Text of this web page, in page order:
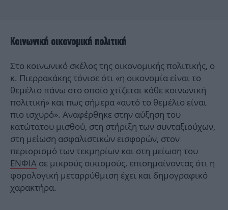
Κοινωνική οικονομική πολιτική
Στο κοινωνικό σκέλος της οικονομικής πολιτικής, ο
κ. Πιερρακάκης τόνισε ότι «η οικονομία είναι το
θεμέλιο πάνω στο οποίο χτίζεται κάθε κοινωνική
πολιτική» και πως σήμερα «αυτό το θεμέλιο είναι
πιο ισχυρό». Αναφέρθηκε στην αύξηση του
κατώτατου μισθού, στη στήριξη των συνταξιούχων,
στη μείωση ασφαλιστικών εισφορών, στον
περιορισμό των τεκμηρίων και στη μείωση του
ΕΝΦΙΑ σε μικρούς οικισμούς, επισημαίνοντας ότι η
φορολογική μεταρρύθμιση έχει και δημογραφικό
χαρακτήρα.